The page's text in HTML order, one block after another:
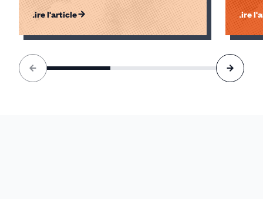
Lire l'article Lire